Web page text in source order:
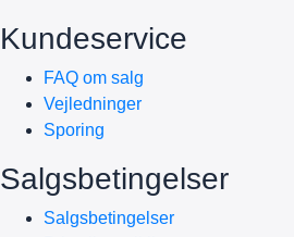
Kundeservice
FAQ om salg
Vejledninger
Sporing
Salgsbetingelser
Salgsbetingelser